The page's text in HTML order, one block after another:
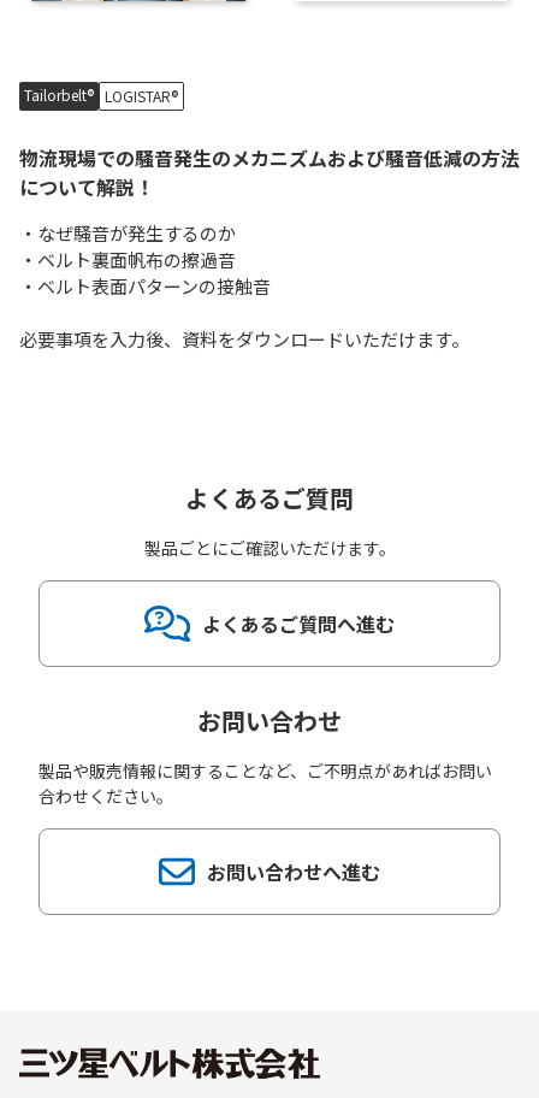
Tailorbelt® LOGISTAR®
物流現場での騒音発生のメカニズムおよび騒音低減の方法
について解説！
・なぜ騒音が発生するのか
・ベルト裏面帆布の擦過音
・ベルト表面パターンの接触音
必要事項を入力後、資料をダウンロードいただけます。
よくあるご質問
製品ごとにご確認いただけます。
よくあるご質問へ進む
お問い合わせ
製品や販売情報に関することなど、ご不明点があればお問い
合わせください。
お問い合わせへ進む